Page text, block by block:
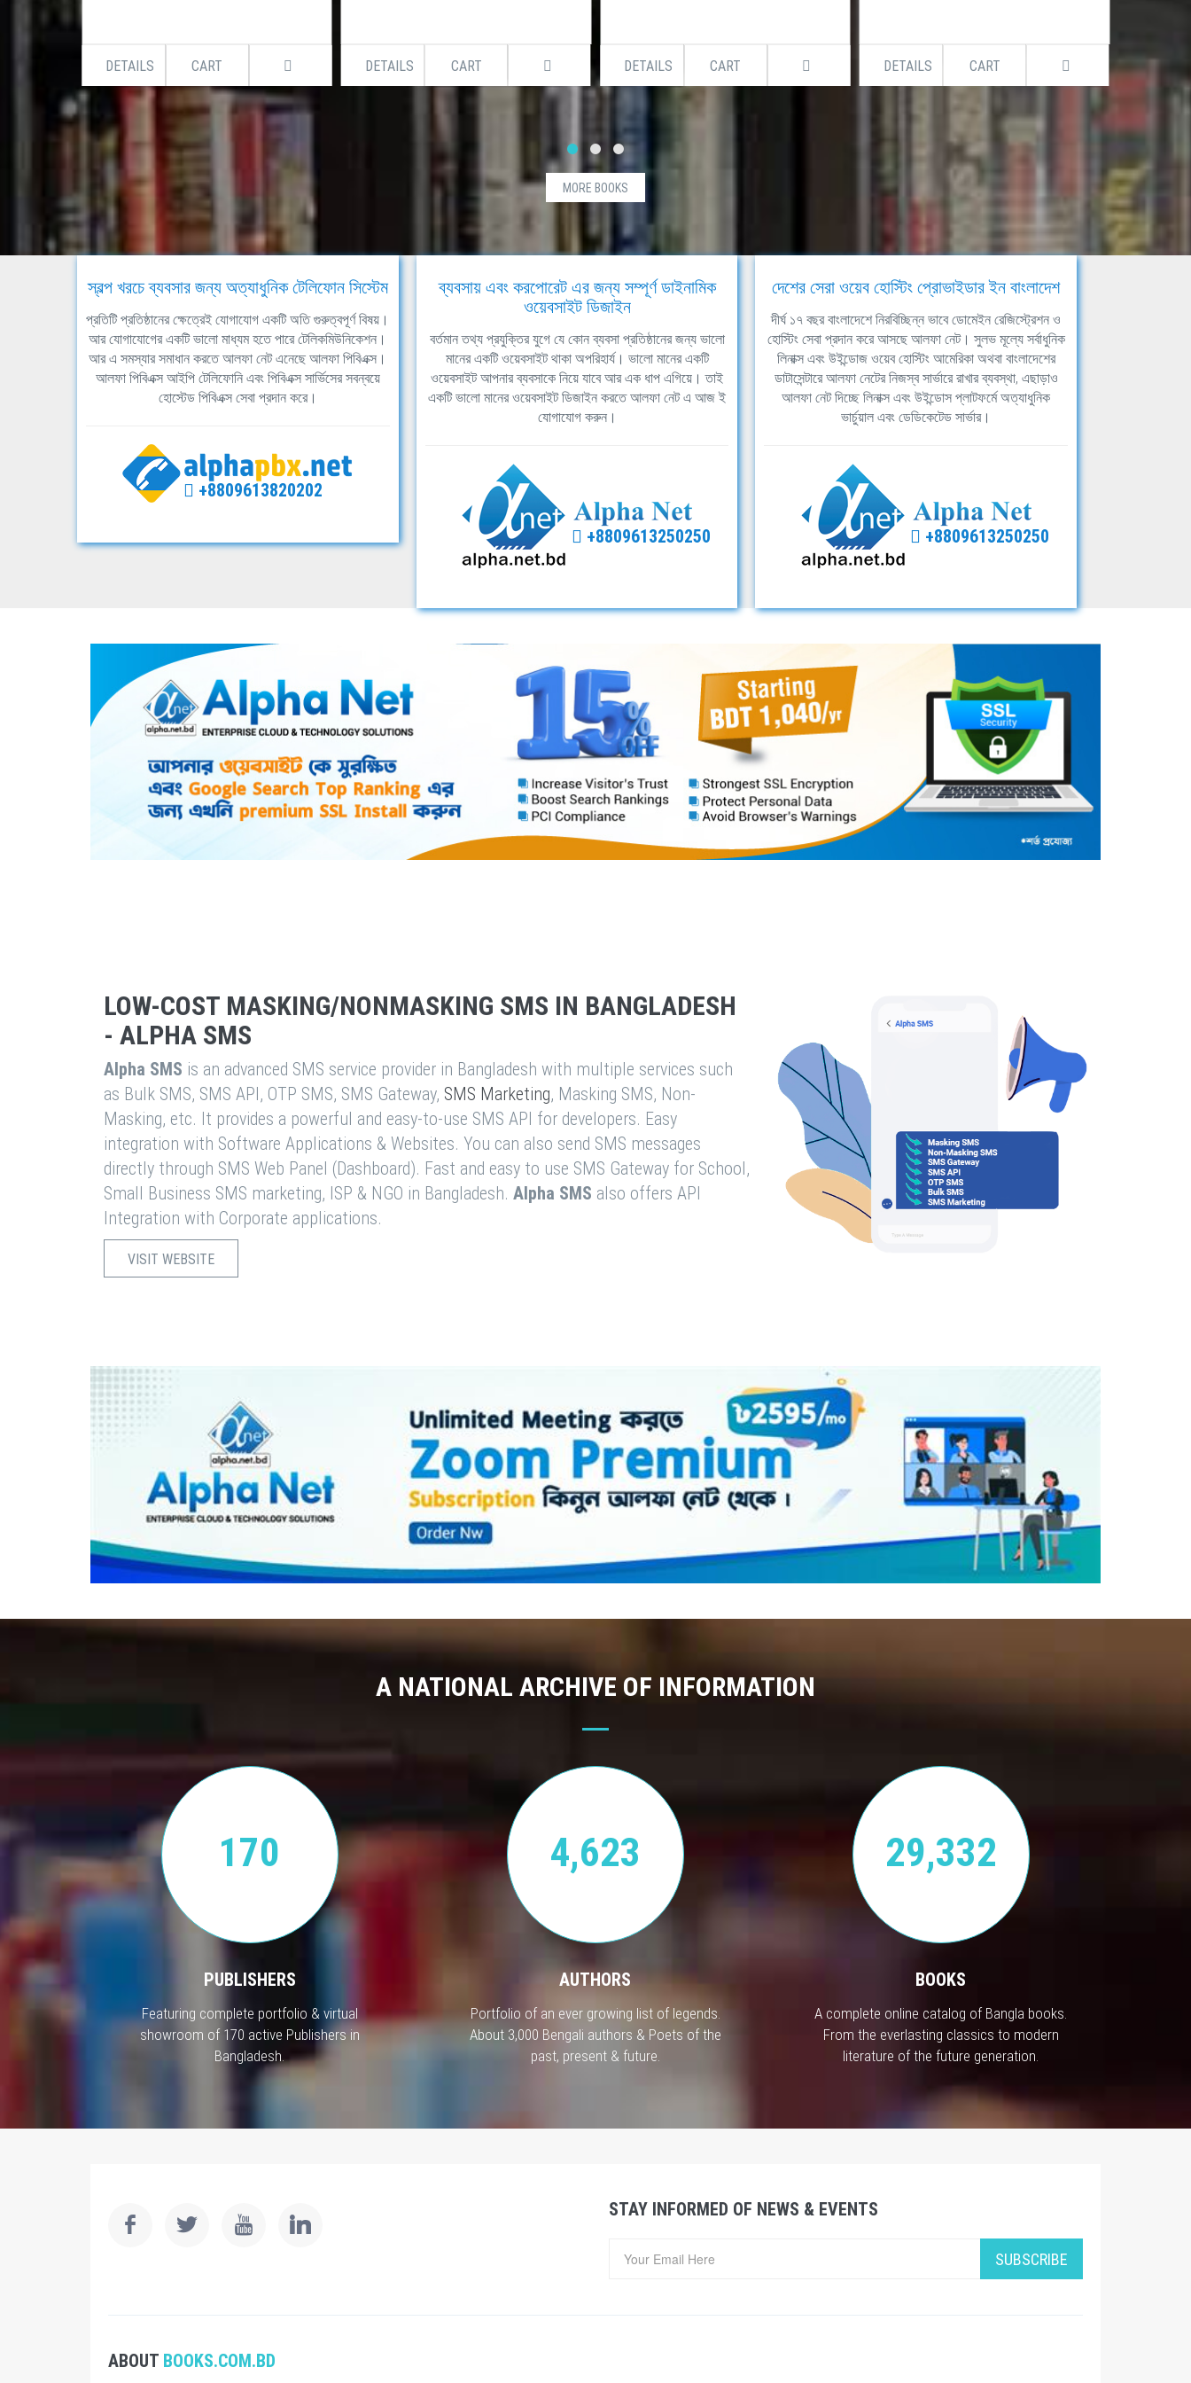
DETAILS CART DETAILS CART DETAILS CART DETAILS CART
MORE BOOKS
স্বল্প খরচে ব্যবসার জন্য অত্যাধুনিক টেলিফোন সিস্টেম
প্রতিটি প্রতিষ্ঠানের ক্ষেত্রেই যোগাযোগ একটি অতি গুরুত্বপূর্ণ বিষয়।
আর যোগাযোগের একটি ভালো মাধ্যম হতে পারে টেলিকমিউনিকেশন।
আর এ সমস্যার সমাধান করতে আলফা নেট এনেছে আলফা পিবিএক্স।
আলফা পিবিএক্স আইপি টেলিফোনি এবং পিবিএক্স সার্ভিসের সবন্বয়ে
হোস্টেড পিবিএক্স সেবা প্রদান করে।
+8809613820202
ব্যবসায় এবং করপোরেট এর জন্য সম্পূর্ণ ডাইনামিক
ওয়েবসাইট ডিজাইন
বর্তমান তথ্য প্রযুক্তির যুগে যে কোন ব্যবসা প্রতিষ্ঠানের জন্য ভালো
মানের একটি ওয়েবসাইট থাকা অপরিহার্য। ভালো মানের একটি
ওয়েবসাইট আপনার ব্যবসাকে নিয়ে যাবে আর এক ধাপ এগিয়ে। তাই
একটি ভালো মানের ওয়েবসাইট ডিজাইন করতে আলফা নেট এ আজ ই
যোগাযোগ করুন।
+8809613250250
দেশের সেরা ওয়েব হোস্টিং প্রোভাইডার ইন বাংলাদেশ
দীর্ঘ ১৭ বছর বাংলাদেশে নিরবিচ্ছিন্ন ভাবে ডোমেইন রেজিস্ট্রেশন ও
হোস্টিং সেবা প্রদান করে আসছে আলফা নেট। সুলভ মূল্যে সর্বাধুনিক
লিনাক্স এবং উইন্ডোজ ওয়েব হোস্টিং আমেরিকা অথবা বাংলাদেশের
ডাটাসেন্টারে আলফা নেটের নিজস্ব সার্ভারে রাখার ব্যবস্থা, এছাড়াও
আলফা নেট দিচ্ছে লিনাক্স এবং উইন্ডোস প্লাটফর্মে অত্যাধুনিক
ভার্চুয়াল এবং ডেডিকেটেড সার্ভার।
+8809613250250
LOW-COST MASKING/NONMASKING SMS IN BANGLADESH
- ALPHA SMS
Alpha SMS is an advanced SMS service provider in Bangladesh with multiple services such
as Bulk SMS, SMS API, OTP SMS, SMS Gateway, SMS Marketing, Masking SMS, Non-
Masking, etc. It provides a powerful and easy-to-use SMS API for developers. Easy
integration with Software Applications & Websites. You can also send SMS messages
directly through SMS Web Panel (Dashboard). Fast and easy to use SMS Gateway for School,
Small Business SMS marketing, ISP & NGO in Bangladesh. Alpha SMS also offers API
Integration with Corporate applications.
VISIT WEBSITE
A NATIONAL ARCHIVE OF INFORMATION
170
PUBLISHERS
Featuring complete portfolio & virtual
showroom of 170 active Publishers in
Bangladesh.
4,623
AUTHORS
Portfolio of an ever growing list of legends.
About 3,000 Bengali authors & Poets of the
past, present & future.
29,332
BOOKS
A complete online catalog of Bangla books.
From the everlasting classics to modern
literature of the future generation.
STAY INFORMED OF NEWS & EVENTS
SUBSCRIBE
ABOUT BOOKS.COM.BD